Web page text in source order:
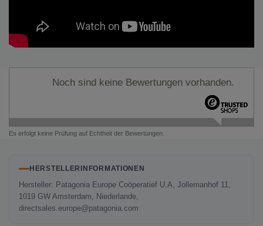
Noch sind keine Bewertungen vorhanden.
Es erfolgt keine Prüfung auf Echtheit der Bewertungen.
HERSTELLERINFORMATIONEN
Hersteller: Patagonia Europe Coöperatief U.A, Jollemanhof 11,
1019 GW Amsterdam, Niederlande,
directsales.europe@patagonia.com